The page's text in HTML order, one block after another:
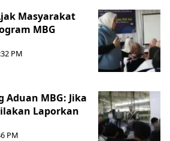
Masyarakat
MBG
PM
Aduan MBG: Jika
Laporkan
PM